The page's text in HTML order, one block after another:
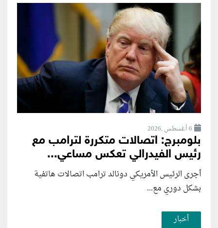
6 أغسطس ,2026
بلومبرج: اتصالات متكررة لترامب مع
رئيس الفيدرالي تعكس مساعي...
أجرى الرئيس الأمريكي دونالد ترامب اتصالات هاتفية
بشكل دوري مع...
أخبار